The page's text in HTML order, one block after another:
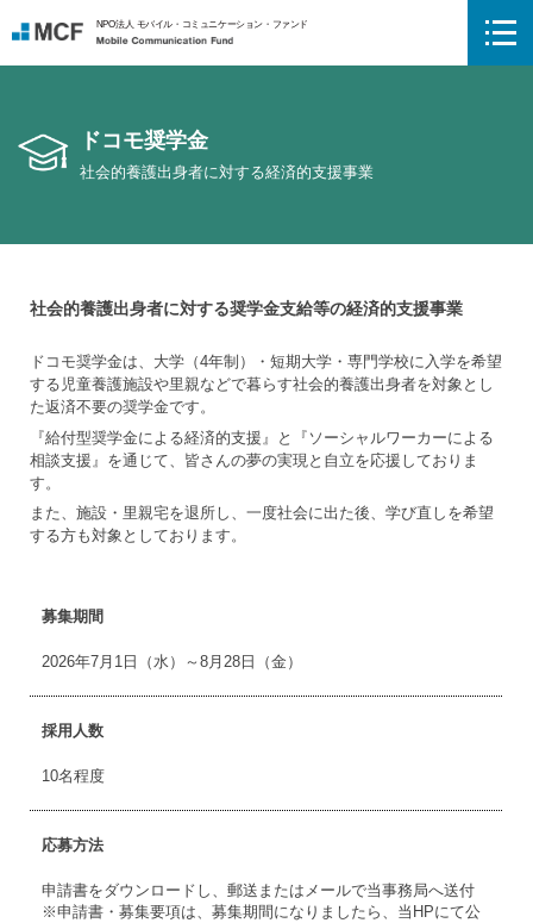
NPO法人 モバイル・コミュニケーション・ファンド
ドコモ奨学金
社会的養護出身者に対する経済的支援事業
社会的養護出身者に対する奨学金支給等の経済的支援事業
ドコモ奨学金は、大学（4年制）・短期大学・専門学校に入学を希望
する児童養護施設や里親などで暮らす社会的養護出身者を対象とし
た返済不要の奨学金です。
『給付型奨学金による経済的支援』と『ソーシャルワーカーによる
相談支援』を通じて、皆さんの夢の実現と自立を応援しておりま
す。
また、施設・里親宅を退所し、一度社会に出た後、学び直しを希望
する方も対象としております。
募集期間
2026年7月1日（水）～8月28日（金）
採用人数
10名程度
応募方法
申請書をダウンロードし、郵送またはメールで当事務局へ送付
※申請書・募集要項は、募集期間になりましたら、当HPにて公